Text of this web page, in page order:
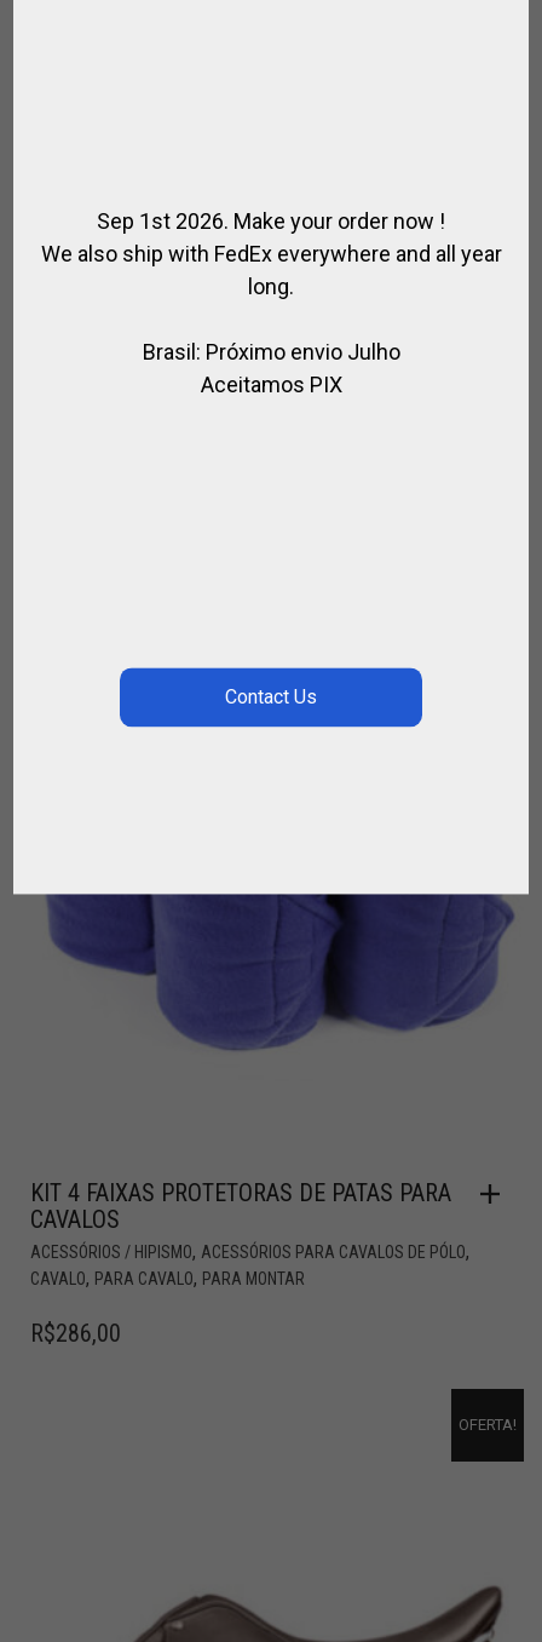
,
KIT 4 FAIXAS PROTETORAS DE PATAS PARA
CAVALOS
ACESSÓRIOS / HIPISMO, ACESSÓRIOS PARA CAVALOS DE PÓLO,
CAVALO, PARA CAVALO, PARA MONTAR
R$286,00
OFERTA!
Sep 1st 2026. Make your order now !
We also ship with FedEx everywhere and all year
long.
Brasil: Próximo envio Julho
Aceitamos PIX